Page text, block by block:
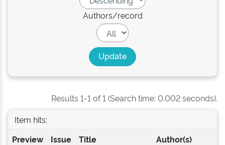
Authors/record
Results 1-1 of 1 (Search time: 0.002 seconds).
Item hits:
Preview
Issue
Title Author(s)